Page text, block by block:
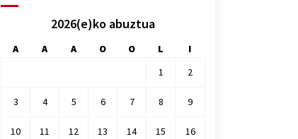
2026(e)ko abuztua
A A A O O L
I
1
2
3 4 5 6 7 8 9
10 11 12 13 14 15 16